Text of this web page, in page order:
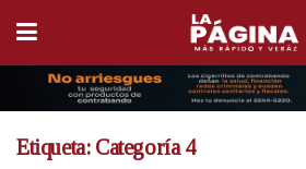
Etiqueta: Categoría 4